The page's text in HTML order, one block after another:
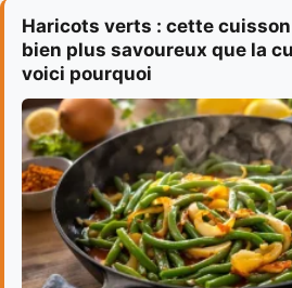
Haricots verts : cette
bien plus savoureux que la
voici pourquoi